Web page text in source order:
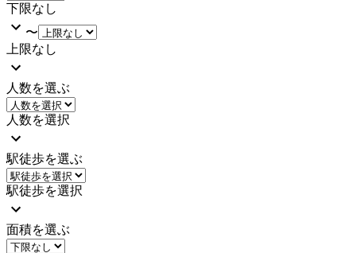
下限なし
〜
上限なし
人数を選ぶ
人数を選択
駅徒歩を選ぶ
駅徒歩を選択
面積を選ぶ